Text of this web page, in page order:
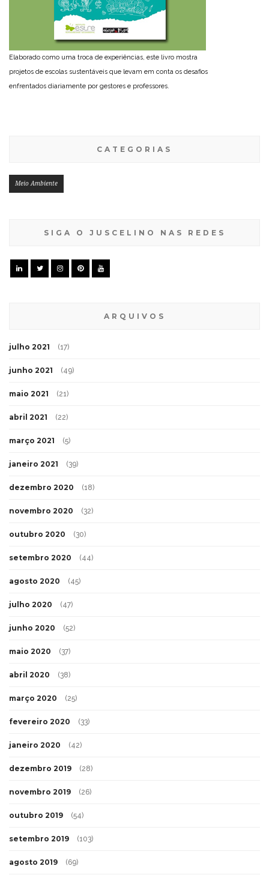
Elaborado como uma troca de experiências, este livro mostra
projetos de escolas sustentáveis que levam em conta os desafios
enfrentados diariamente por gestores e professores.
CATEGORIAS
Meio Ambiente
SIGA O JUSCELINO NAS REDES
ARQUIVOS
julho 2021 (17)
junho 2021 (49)
maio 2021 (21)
abril 2021 (22)
março 2021 (5)
janeiro 2021 (39)
dezembro 2020 (18)
novembro 2020 (32)
outubro 2020 (30)
setembro 2020 (44)
agosto 2020 (45)
julho 2020 (47)
junho 2020 (52)
maio 2020 (37)
abril 2020 (38)
março 2020 (25)
fevereiro 2020 (33)
janeiro 2020 (42)
dezembro 2019 (28)
novembro 2019 (26)
outubro 2019 (54)
setembro 2019 (103)
agosto 2019 (69)